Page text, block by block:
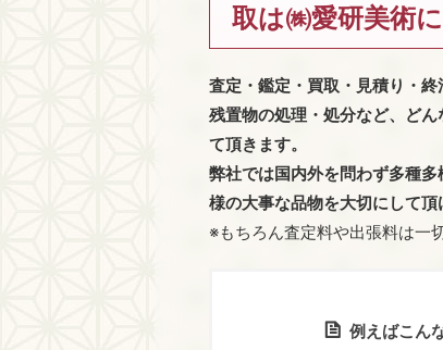
取は㈱愛研美術
査定・鑑定・買取・見積り・
残置物の処理・処分など、どん
て頂きます。
弊社では国内外を問わず多種
様の大事な品物を大切にして頂
※もちろん査定料や出張料は一
例えばこん